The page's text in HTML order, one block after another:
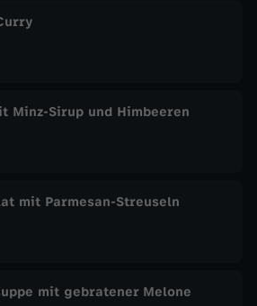
Minz-Sirup und Himbeeren
mit Parmesan-Streuseln
mit gebratener Melone